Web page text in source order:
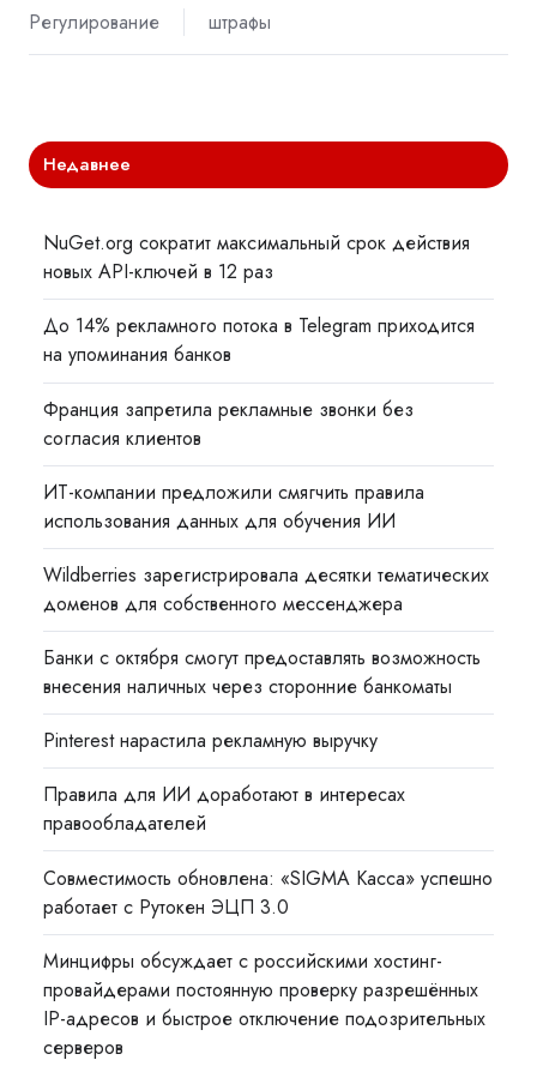
Регулирование
штрафы
Недавнее
NuGet.org сократит максимальный срок действия
новых API-ключей в 12 раз
До 14% рекламного потока в Telegram приходится
на упоминания банков
Франция запретила рекламные звонки без
согласия клиентов
ИТ-компании предложили смягчить правила
использования данных для обучения ИИ
Wildberries зарегистрировала десятки тематических
доменов для собственного мессенджера
Банки с октября смогут предоставлять возможность
внесения наличных через сторонние банкоматы
Pinterest нарастила рекламную выручку
Правила для ИИ доработают в интересах
правообладателей
Совместимость обновлена: «SIGMA Касса» успешно
работает с Рутокен ЭЦП 3.0
Минцифры обсуждает с российскими хостинг-
провайдерами постоянную проверку разрешённых
IP-адресов и быстрое отключение подозрительных
серверов